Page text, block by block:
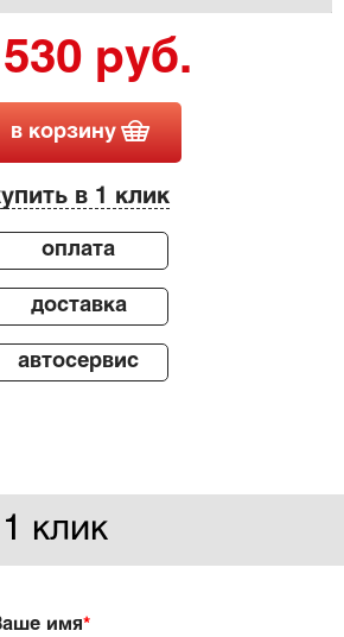
руб.
в корзину
в 1 клик
оплата
доставка
автосервис
клик
имя*